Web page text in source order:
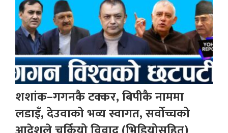
शशांक–गगनकै टक्कर, बिपीकै नाममा
लडाइँ, देउवाको भव्य स्वागत, सर्वोच्चको